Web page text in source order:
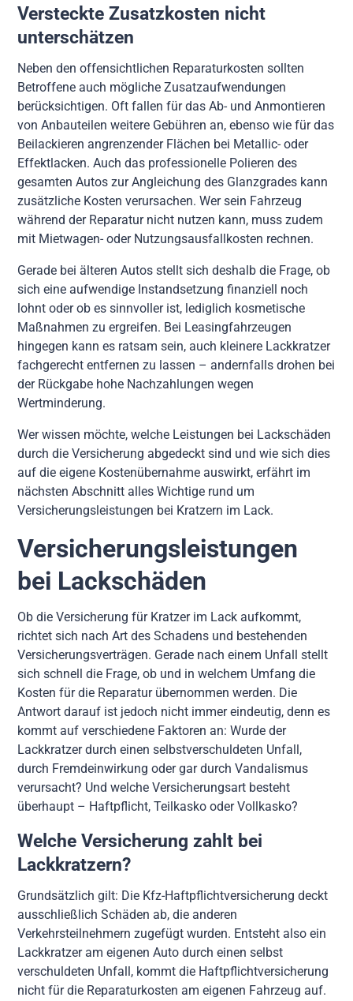
Versteckte Zusatzkosten nicht
unterschätzen
Neben den offensichtlichen Reparaturkosten sollten
Betroffene auch mögliche Zusatzaufwendungen
berücksichtigen. Oft fallen für das Ab- und Anmontieren
von Anbauteilen weitere Gebühren an, ebenso wie für das
Beilackieren angrenzender Flächen bei Metallic- oder
Effektlacken. Auch das professionelle Polieren des
gesamten Autos zur Angleichung des Glanzgrades kann
zusätzliche Kosten verursachen. Wer sein Fahrzeug
während der Reparatur nicht nutzen kann, muss zudem
mit Mietwagen- oder Nutzungsausfallkosten rechnen.
Gerade bei älteren Autos stellt sich deshalb die Frage, ob
sich eine aufwendige Instandsetzung finanziell noch
lohnt oder ob es sinnvoller ist, lediglich kosmetische
Maßnahmen zu ergreifen. Bei Leasingfahrzeugen
hingegen kann es ratsam sein, auch kleinere Lackkratzer
fachgerecht entfernen zu lassen – andernfalls drohen bei
der Rückgabe hohe Nachzahlungen wegen
Wertminderung.
Wer wissen möchte, welche Leistungen bei Lackschäden
durch die Versicherung abgedeckt sind und wie sich dies
auf die eigene Kostenübernahme auswirkt, erfährt im
nächsten Abschnitt alles Wichtige rund um
Versicherungsleistungen bei Kratzern im Lack.
Versicherungsleistungen
bei Lackschäden
Ob die Versicherung für Kratzer im Lack aufkommt,
richtet sich nach Art des Schadens und bestehenden
Versicherungsverträgen. Gerade nach einem Unfall stellt
sich schnell die Frage, ob und in welchem Umfang die
Kosten für die Reparatur übernommen werden. Die
Antwort darauf ist jedoch nicht immer eindeutig, denn es
kommt auf verschiedene Faktoren an: Wurde der
Lackkratzer durch einen selbstverschuldeten Unfall,
durch Fremdeinwirkung oder gar durch Vandalismus
verursacht? Und welche Versicherungsart besteht
überhaupt – Haftpflicht, Teilkasko oder Vollkasko?
Welche Versicherung zahlt bei
Lackkratzern?
Grundsätzlich gilt: Die Kfz-Haftpflichtversicherung deckt
ausschließlich Schäden ab, die anderen
Verkehrsteilnehmern zugefügt wurden. Entsteht also ein
Lackkratzer am eigenen Auto durch einen selbst
verschuldeten Unfall, kommt die Haftpflichtversicherung
nicht für die Reparaturkosten am eigenen Fahrzeug auf.